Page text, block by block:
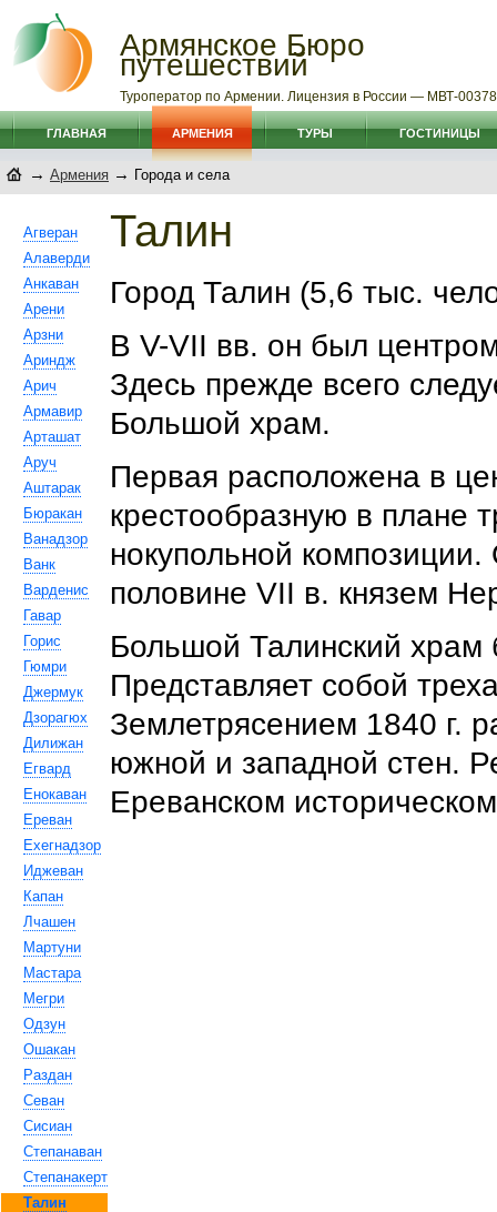
Армянское Бюро
путешествий
Туроператор по Армении. Лицензия в России — МВТ-
ГЛАВНАЯ АРМЕНИЯ ТУРЫ ГОСТИНИЦЫ
→ Армения → Города и села
Агверан
Алаверди
Анкаван
Арени
Арзни
Ариндж
Арич
Армавир
Арташат
Аруч
Аштарак
Бюракан
Ванадзор
Ванк
Варденис
Гавар
Горис
Гюмри
Джермук
Дзорагюх
Дилижан
Егвард
Енокаван
Ереван
Ехегнадзор
Иджеван
Капан
Лчашен
Мартуни
Мастара
Мегри
Одзун
Ошакан
Раздан
Севан
Сисиан
Степанаван
Степанакерт
Талин
Талин
Город Талин (5,6 тыс.
В V-VII вв. он был
Здесь прежде всего
Большой храм.
Первая расположена в
крестообразную в плане
нокупольной
половине VII в. князем
Большой Талинский храм
Представляет собой
Землетрясением 1840 г.
южной и западной стен.
Ереванском